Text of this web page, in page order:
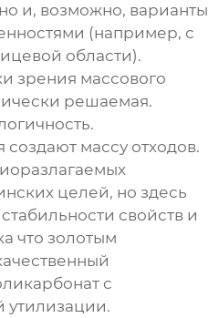
и, возможно, варианты
(например, с
области).
зрения массового
решаемая.
массу отходов.
целей, но здесь
свойств и
что золотым
с
утилизации.